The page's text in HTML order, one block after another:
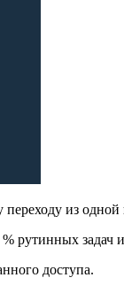
переходу из
рутинных
доступа.